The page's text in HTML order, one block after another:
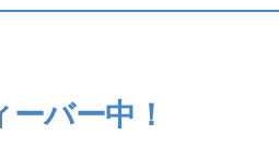
バー中！